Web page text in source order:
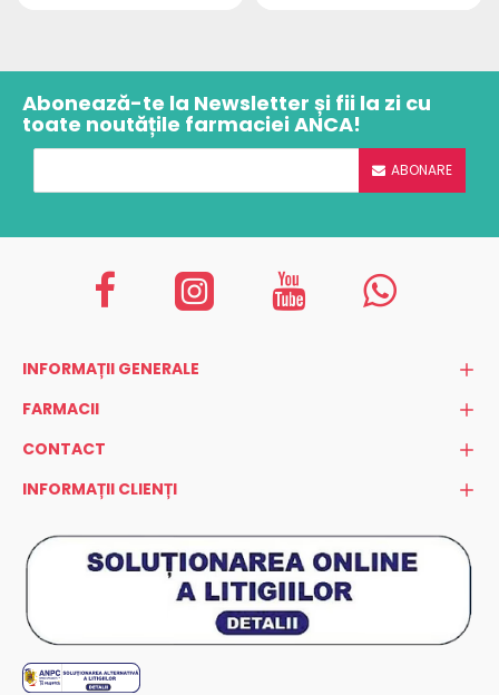
Abonează-te la Newsletter și fii la zi cu
toate noutățile farmaciei ANCA!
ABONARE
INFORMAȚII GENERALE
FARMACII
CONTACT
INFORMAȚII CLIENȚI